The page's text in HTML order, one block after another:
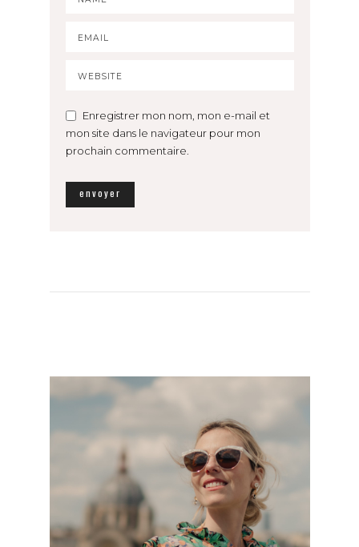
Enregistrer mon nom, mon e-mail et
mon site dans le navigateur pour mon
prochain commentaire.